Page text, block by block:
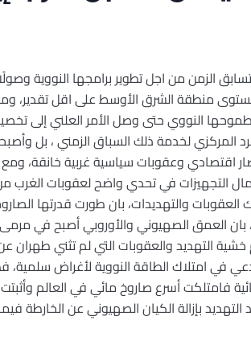
الزمن من اجل تطوير برامجها النووية
منطقة الشرق الأوسط على اقل تقدير،
النووي حتى وصل الأمر العلني إلى
لخدمة ذلك السباق الزمني ، بل
اقتصادي وعقوبات سياسية غربية
التجهيزات في تحدي واضح لعقوبات الغرب من
والتهديدات، بان طورت قدرتها
بان العمق الصهيوني والأوروبي أصبح في
التهديد والعقوبات التي لم تثني طهران
امتلاك الطاقة النووية لأغراض سلمية،
فامتلكت أسرع صاروخ مائي في العالم
بإزالة الكيان الصهيوني عن الخارطة